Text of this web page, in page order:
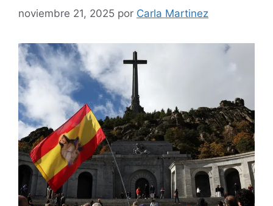
noviembre 21, 2025 por Carla Martinez